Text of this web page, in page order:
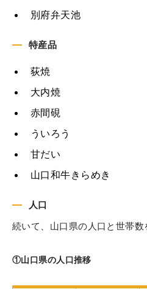
別府弁天池
特産品
荻焼
大内焼
赤間硯
ういろう
甘だい
山口和牛きらめき
人口
続いて、山口県の人口と世帯数
①山口県の人口推移